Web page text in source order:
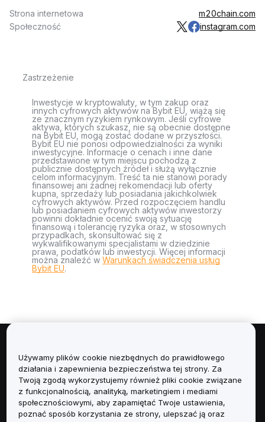
Strona internetowa
m20chain.com
Społeczność
instagram.com
Zastrzeżenie
Inwestycje w kryptowaluty, w tym zakup oraz
innych cyfrowych aktywów na Bybit EU, wiążą się
ze znacznym ryzykiem rynkowym. Jeśli cyfrowe
aktywa, których szukasz, nie są obecnie dostępne
na Bybit EU, mogą zostać dodane w przyszłości.
Bybit EU nie ponosi odpowiedzialności za wyniki
inwestycyjne. Informacje o cenach i inne dane
przedstawione w tym miejscu pochodzą z
publicznie dostępnych źródeł i służą wyłącznie
celom informacyjnym. Treść ta nie stanowi porady
finansowej ani żadnej rekomendacji lub oferty
kupna, sprzedaży lub posiadania jakichkolwiek
cyfrowych aktywów. Przed rozpoczęciem handlu
lub posiadaniem cyfrowych aktywów inwestorzy
powinni dokładnie ocenić swoją sytuację
finansową i tolerancję ryzyka oraz, w stosownych
przypadkach, skonsultować się z
wykwalifikowanymi specjalistami w dziedzinie
prawa, podatków lub inwestycji. Więcej informacji
można znaleźć w Warunkach świadczenia usług
Bybit EU.
Informacje
Usługi
Obsługa Klienta
Używamy plików cookie niezbędnych do prawidłowego
działania i zapewnienia bezpieczeństwa tej strony. Za
Twoją zgodą wykorzystujemy również pliki cookie związane
z funkcjonalnością, analityką, marketingiem i mediami
społecznościowymi, aby zapamiętać Twoje ustawienia,
poznać sposób korzystania ze strony, ulepszać ją oraz